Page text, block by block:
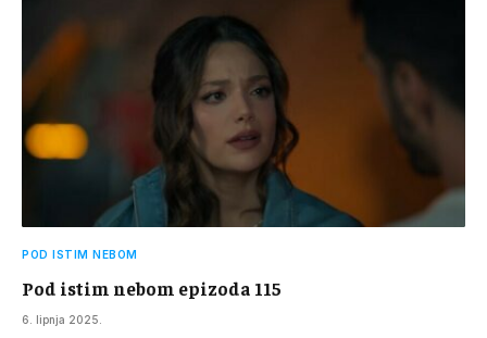
POD ISTIM NEBOM
Pod istim nebom epizoda 115
6. lipnja 2025.